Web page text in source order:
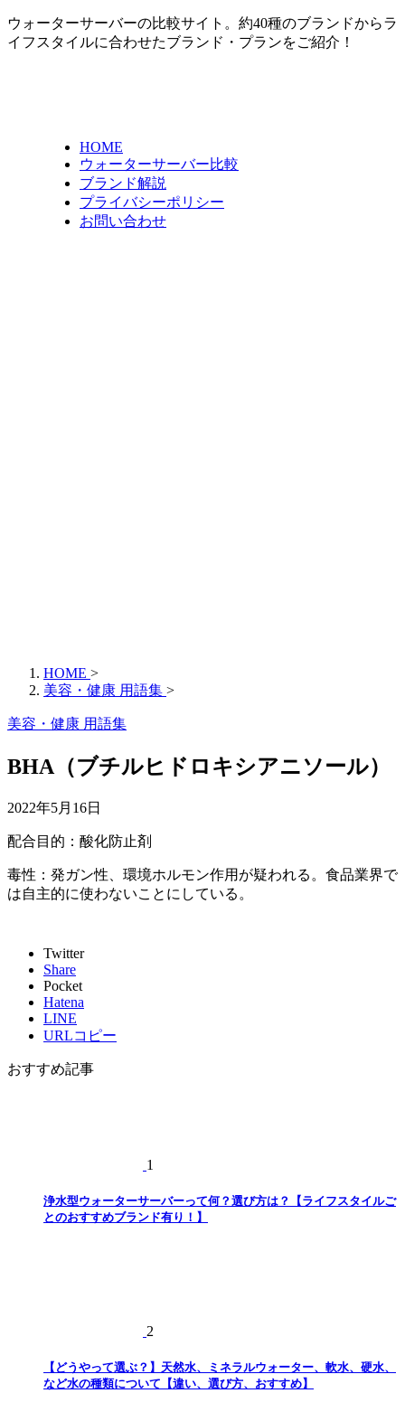
ウォーターサーバーの比較サイト。約40種のブランドからラ
イフスタイルに合わせたブランド・プランをご紹介！
HOME
ウォーターサーバー比較
ブランド解説
プライバシーポリシー
お問い合わせ
HOME >
美容・健康 用語集 >
美容・健康 用語集
BHA（ブチルヒドロキシアニソール）
2022年5月16日
配合目的：酸化防止剤
毒性：発ガン性、環境ホルモン作用が疑われる。食品業界で
は自主的に使わないことにしている。
Twitter
Share
Pocket
Hatena
LINE
URLコピー
おすすめ記事
1
浄水型ウォーターサーバーって何？選び方は？【ライフスタイルご
とのおすすめブランド有り！】
2
【どうやって選ぶ？】天然水、ミネラルウォーター、軟水、硬水、
など水の種類について【違い、選び方、おすすめ】